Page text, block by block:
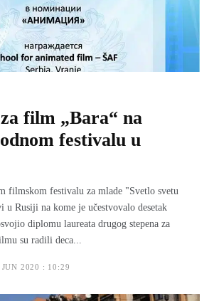
film „Bara“ na
festivalu u
filmskom festivalu za mlade "Svetlo svetu
u Rusiji na kome je učestvovalo desetak
diplomu laureata drugog stepena za
su radili deca...
2020 : 10:29